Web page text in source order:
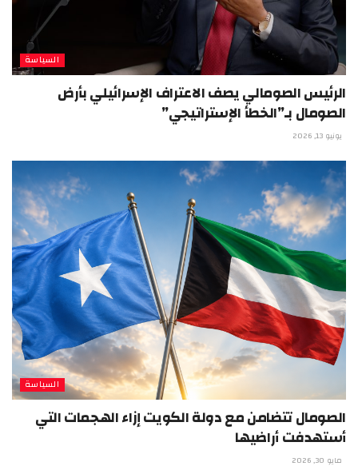
السياسة
الرئيس الصومالي يصف الاعتراف الإسرائيلي بأرض
الصومال بـ”الخطأ الإستراتيجي”
يونيو 13, 2026
السياسة
الصومال تتضامن مع دولة الكويت إزاء الهجمات التي
أستهدفت أراضيها
مايو 30, 2026